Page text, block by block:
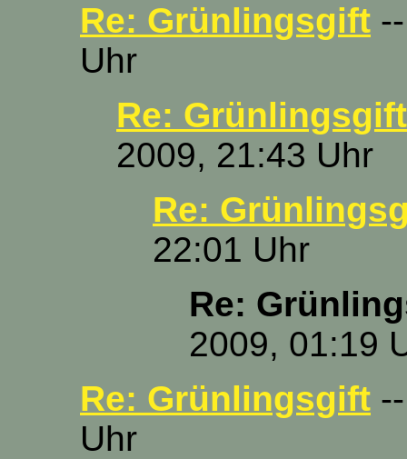
Re: Grünlingsgift
Uhr
Re: Grünlingsgift
2009, 21:43 Uhr
Re:
22:01 Uhr
Re:
2009, 01:19
Re: Grünlingsgift
Uhr